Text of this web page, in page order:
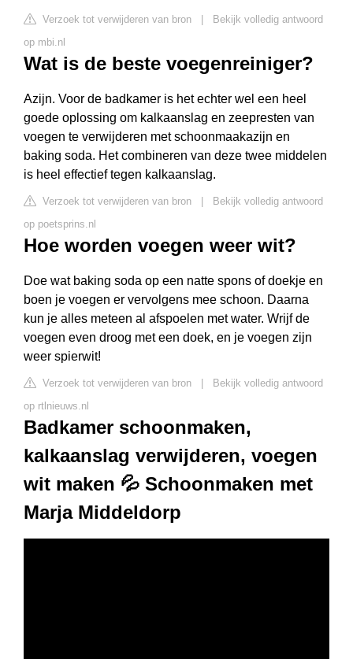
Verzoek tot verwijderen van bron
Bekijk volledig antwoord
op mbi.nl
Wat is de beste voegenreiniger?
Azijn. Voor de badkamer is het echter wel een heel
goede oplossing om kalkaanslag en zeepresten van
voegen te verwijderen met schoonmaakazijn en
baking soda. Het combineren van deze twee middelen
is heel effectief tegen kalkaanslag.
Verzoek tot verwijderen van bron
Bekijk volledig antwoord
op poetsprins.nl
Hoe worden voegen weer wit?
Doe wat baking soda op een natte spons of doekje en
boen je voegen er vervolgens mee schoon. Daarna
kun je alles meteen al afspoelen met water. Wrijf de
voegen even droog met een doek, en je voegen zijn
weer spierwit!
Verzoek tot verwijderen van bron
Bekijk volledig antwoord
op rtlnieuws.nl
Badkamer schoonmaken,
kalkaanslag verwijderen, voegen
wit maken 💦 Schoonmaken met
Marja Middeldorp